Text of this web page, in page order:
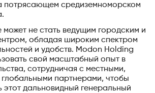
потрясающем средиземноморском
не стать ведущим городским и
обладая широким спектром
и удобств. Modon Holding
свой масштабный опыт в
сотрудничая с местными,
партнерами, чтобы
этот дальновидный генеральный